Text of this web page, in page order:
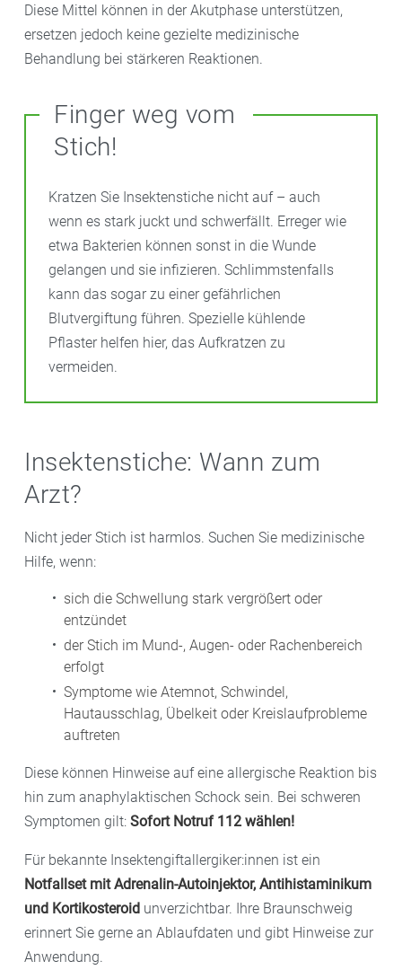
Diese Mittel können in der Akutphase unterstützen,
ersetzen jedoch keine gezielte medizinische
Behandlung bei stärkeren Reaktionen.
Finger weg vom
Stich!
Kratzen Sie Insektenstiche nicht auf – auch
wenn es stark juckt und schwerfällt. Erreger wie
etwa Bakterien können sonst in die Wunde
gelangen und sie infizieren. Schlimmstenfalls
kann das sogar zu einer gefährlichen
Blutvergiftung führen. Spezielle kühlende
Pflaster helfen hier, das Aufkratzen zu
vermeiden.
Insektenstiche: Wann zum
Arzt?
Nicht jeder Stich ist harmlos. Suchen Sie medizinische
Hilfe, wenn:
sich die Schwellung stark vergrößert oder
entzündet
der Stich im Mund-, Augen- oder Rachenbereich
erfolgt
Symptome wie Atemnot, Schwindel,
Hautausschlag, Übelkeit oder Kreislaufprobleme
auftreten
Diese können Hinweise auf eine allergische Reaktion bis
hin zum anaphylaktischen Schock sein. Bei schweren
Symptomen gilt: Sofort Notruf 112 wählen!
Für bekannte Insektengiftallergiker:innen ist ein
Notfallset mit Adrenalin-Autoinjektor, Antihistaminikum
und Kortikosteroid unverzichtbar. Ihre Braunschweig
erinnert Sie gerne an Ablaufdaten und gibt Hinweise zur
Anwendung.